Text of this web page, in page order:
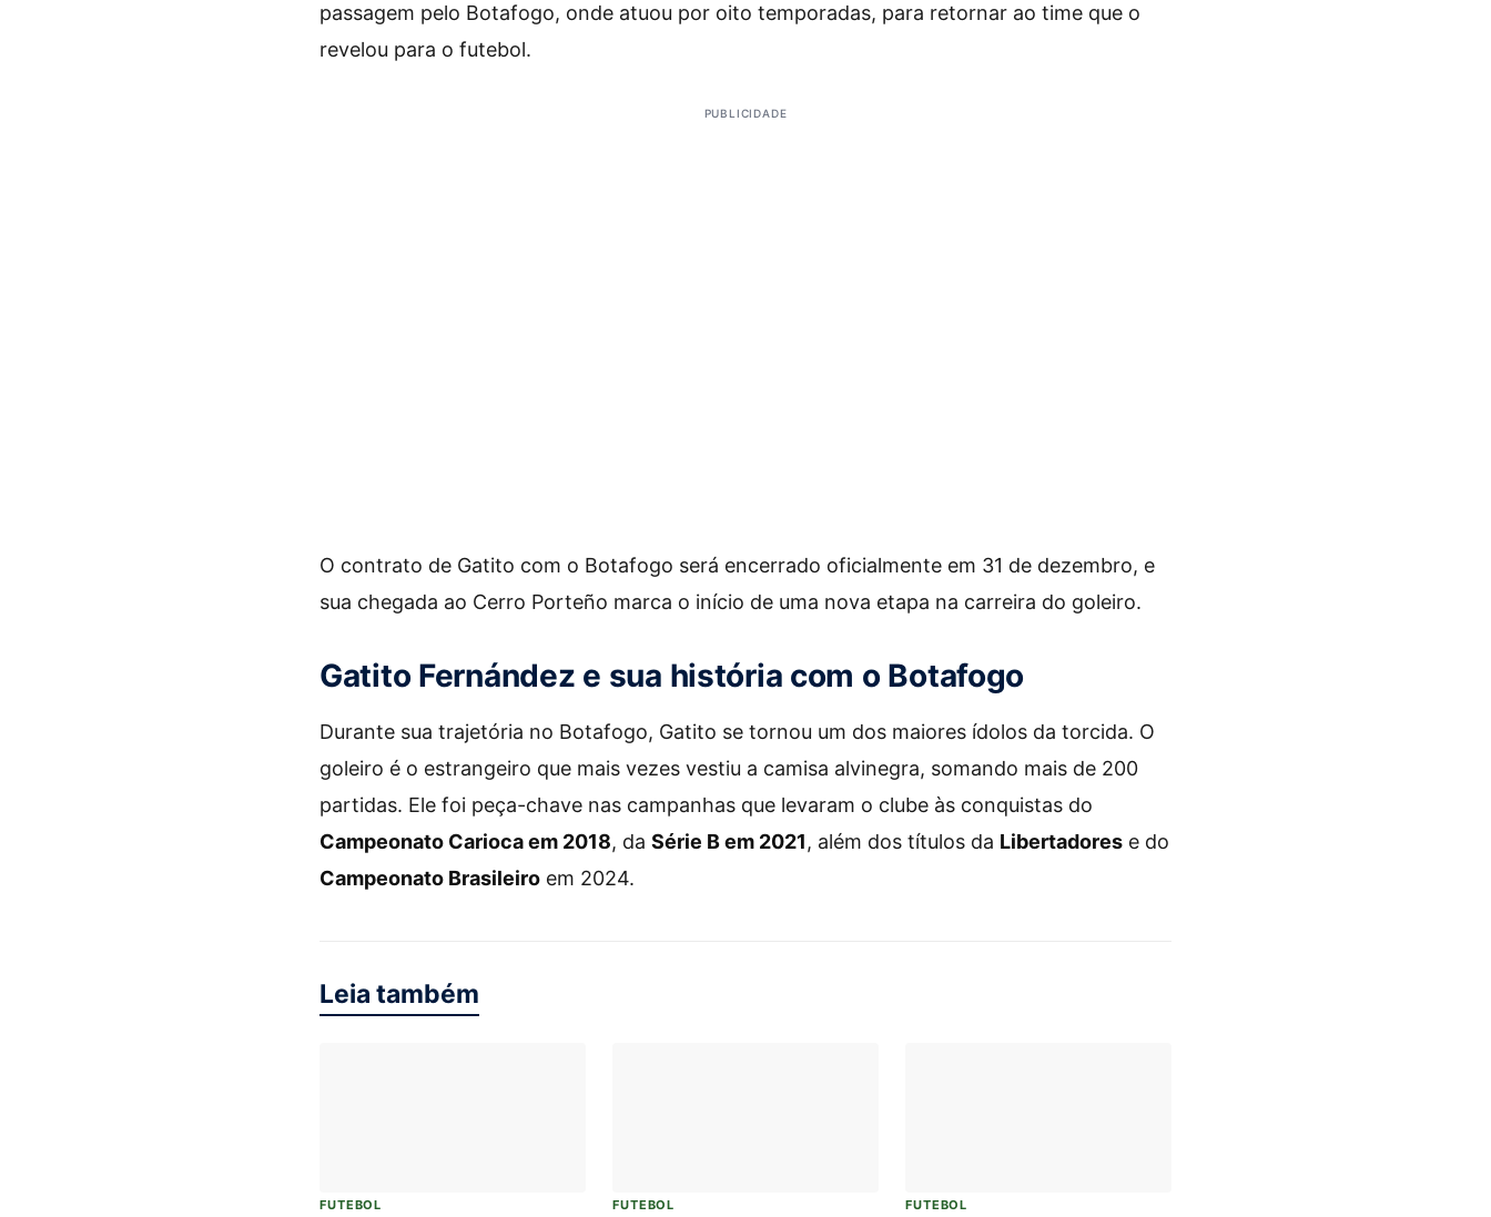
passagem pelo Botafogo, onde atuou por oito temporadas, para retornar ao time que o
revelou para o futebol.
PUBLICIDADE
O contrato de Gatito com o Botafogo será encerrado oficialmente em 31 de dezembro, e
sua chegada ao Cerro Porteño marca o início de uma nova etapa na carreira do goleiro.
Gatito Fernández e sua história com o Botafogo
Durante sua trajetória no Botafogo, Gatito se tornou um dos maiores ídolos da torcida. O
goleiro é o estrangeiro que mais vezes vestiu a camisa alvinegra, somando mais de 200
partidas. Ele foi peça-chave nas campanhas que levaram o clube às conquistas do
Campeonato Carioca em 2018, da Série B em 2021, além dos títulos da Libertadores e do
Campeonato Brasileiro em 2024.
Leia também
FUTEBOL FUTEBOL FUTEBOL